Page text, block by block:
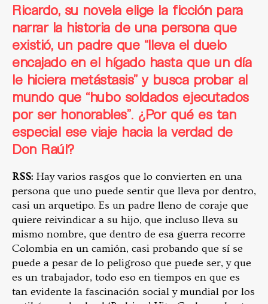
Ricardo, su novela elige la ficción para
narrar la historia de una persona que
existió, un padre que “lleva el duelo
encajado en el hígado hasta que un día
le hiciera metástasis” y busca probar al
mundo que “hubo soldados ejecutados
por ser honorables”. ¿Por qué es tan
especial ese viaje hacia la verdad de
Don Raúl?
RSS: Hay varios rasgos que lo convierten en una
persona que uno puede sentir que lleva por dentro,
casi un arquetipo. Es un padre lleno de coraje que
quiere reivindicar a su hijo, que incluso lleva su
mismo nombre, que dentro de esa guerra recorre
Colombia en un camión, casi probando que sí se
puede a pesar de lo peligroso que puede ser, y que
es un trabajador, todo eso en tiempos en que es
tan evidente la fascinación social y mundial por los